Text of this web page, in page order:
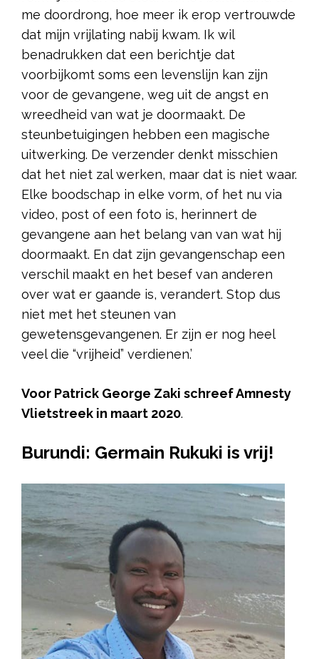
me doordrong, hoe meer ik erop vertrouwde
dat mijn vrijlating nabij kwam. Ik wil
benadrukken dat een berichtje dat
voorbijkomt soms een levenslijn kan zijn
voor de gevangene, weg uit de angst en
wreedheid van wat je doormaakt. De
steunbetuigingen hebben een magische
uitwerking. De verzender denkt misschien
dat het niet zal werken, maar dat is niet waar.
Elke boodschap in elke vorm, of het nu via
video, post of een foto is, herinnert de
gevangene aan het belang van van wat hij
doormaakt. En dat zijn gevangenschap een
verschil maakt en het besef van anderen
over wat er gaande is, verandert. Stop dus
niet met het steunen van
gewetensgevangenen. Er zijn er nog heel
veel die “vrijheid” verdienen.’
Voor Patrick George Zaki schreef Amnesty
Vlietstreek in maart 2020.
Burundi: Germain Rukuki is vrij!